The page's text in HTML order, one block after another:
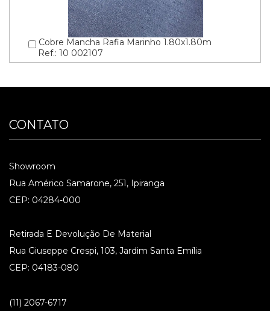
Cobre Mancha Rafia Marinho 1.80x1.80m
Ref.: 10 002107
CONTATO
Showroom
Rua Américo Samarone, 251, Ipiranga
CEP: 04284-000
Retirada E Devolução De Material
Rua Giuseppe Crespi, 103, Jardim Santa Emília
CEP: 04183-080
(11) 2067-6717